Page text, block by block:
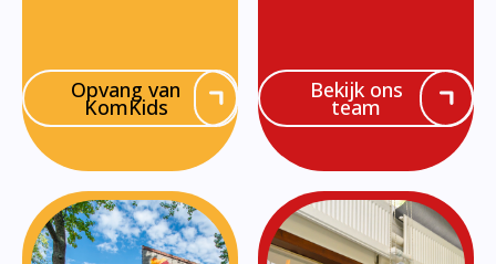
Opvang van
KomKids
Bekijk ons
team